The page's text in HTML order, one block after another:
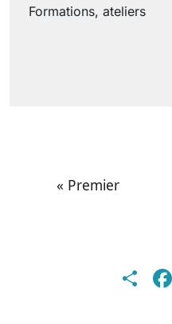
Formations, ateliers
Première page
« Premier